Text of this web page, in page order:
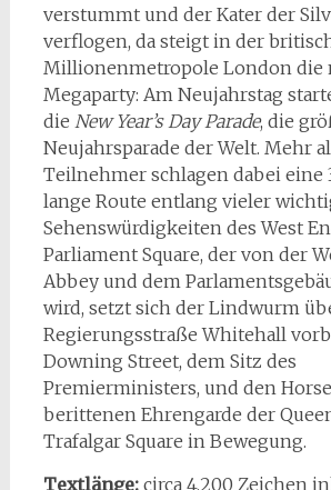
verstummt und der Kater der
verflogen, da steigt in der
Millionenmetropole London die
Megaparty: Am Neujahrstag
die New Year’s Day Parade, die
Neujahrsparade der Welt. Mehr
Teilnehmer schlagen dabei eine
lange Route entlang vieler
Sehenswürdigkeiten des West
Parliament Square, der von der
Abbey und dem
wird, setzt sich der Lindwurm
Regierungsstraße Whitehall
Downing Street, dem Sitz des
Premierministers, und den
berittenen Ehrengarde der
Trafalgar Square in Bewegung.
Textlänge:circa 4.200 Zeichen